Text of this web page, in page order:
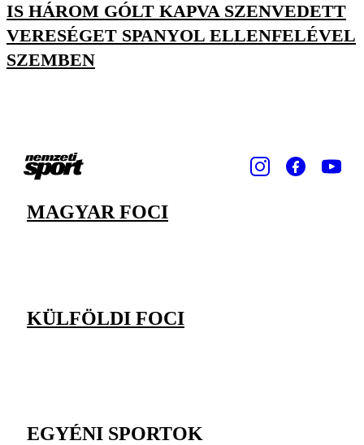
IS HÁROM GÓLT KAPVA SZENVEDETT
VERESÉGET SPANYOL ELLENFELÉVEL
SZEMBEN
MAGYAR FOCI
KÜLFÖLDI FOCI
EGYÉNI SPORTOK